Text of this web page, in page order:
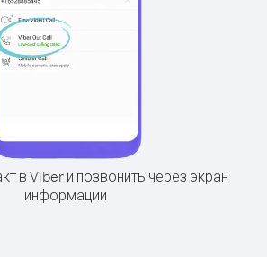
в Viber и позвонить через экран
информации